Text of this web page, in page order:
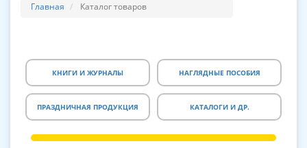
Главная Каталог товаров
КНИГИ И ЖУРНАЛЫ НАГЛЯДНЫЕ ПОСОБИЯ
ПРАЗДНИЧНАЯ ПРОДУКЦИЯ КАТАЛОГИ И ДР.